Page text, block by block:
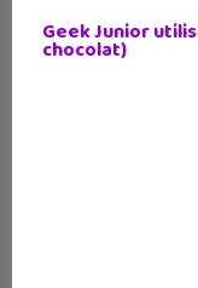
Geek Junior
chocolat)